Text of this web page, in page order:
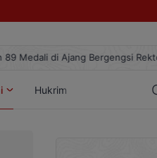
di Ajang Bergengsi Rektor
Hukrim